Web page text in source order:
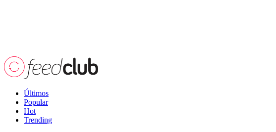
Últimos
Popular
Hot
Trending